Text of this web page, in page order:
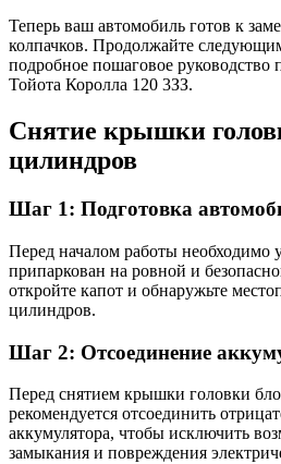
Теперь ваш автомобиль готов к
колпачков. Продолжайте
подробное пошаговое руководство
Тойота Королла 120 3ЗЗ.
Снятие крышки
цилиндров
Шаг 1: Подготовка
Перед началом работы необходимо
припаркован на ровной и
откройте капот и обнаружьте
цилиндров.
Шаг 2: Отсоединение
Перед снятием крышки головки
рекомендуется отсоединить
аккумулятора, чтобы исключить
замыкания и повреждения